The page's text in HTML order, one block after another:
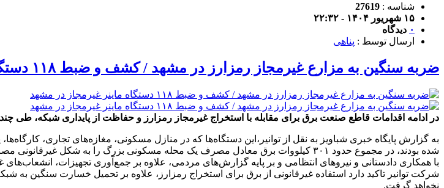
شناسه : 27619
۱۵ شهریور ۱۴۰۴ - ۲۲:۳۲
۰ دیدگاه
ارسال توسط : پناهی
ضربه سنگین به مزارع غیرمجاز رمزارز در مشهد / کشف و ضبط ۱۱۸ دستگاه ماینر غیرمجاز در مشهد
در ادامه اقدامات قاطع صنعت برق برای مقابله با استخراج غیرمجاز رمزارز و حفاظت از پایداری شبکه، طی چند عملیات هماهنگ در شهرستان مشهد
به گزارش پایگاه خبری شباویز به نقل از توانیر،این دستگاه‌ها که در منازل مسکونی، مغازه‌های تجاری،
شده بودند، در مجموع حدود ۳۰۱ کیلووات برق معادل مصرف یک محله مسکونی بزرگ را به شکل غیرقانونی مصرف می‌کردند.
با همکاری دادستانی و نیروهای انتظامی و بر پایه گزارش‌های مردمی، علاوه بر جمع‌آوری تجهیزات،
شرکت توانیر تاکید دارد استفاده غیرقانونی از برق برای استخراج رمزارز، علاوه بر تحمیل خسارت سنگین
نخواهد گرفت.